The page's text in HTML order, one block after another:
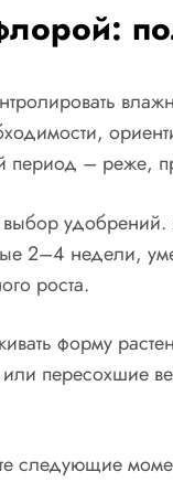
период – реже,
выбор
2–4 недели,
роста.
форму
пересохшие
следующие